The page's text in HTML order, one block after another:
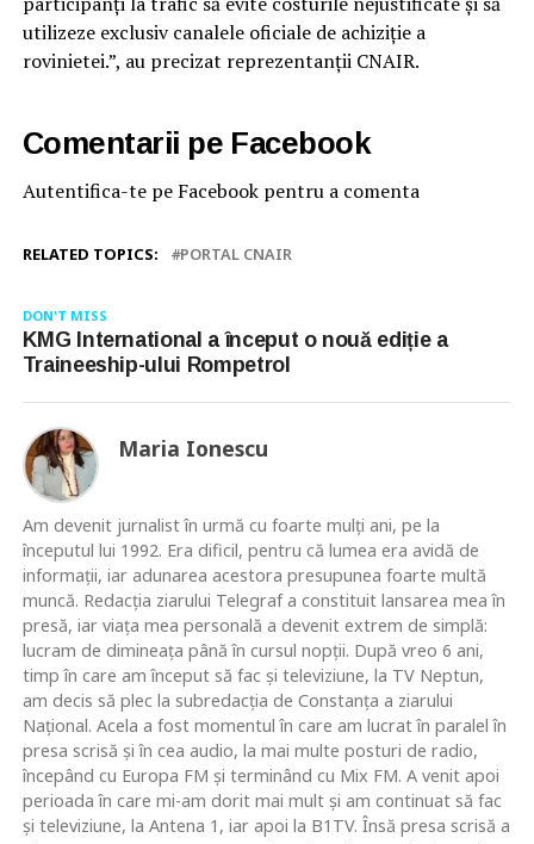
utilizeze exclusiv canalele oficiale de achiziție a
rovinietei.”, au precizat reprezentanții CNAIR.
Comentarii pe Facebook
Autentifica-te pe Facebook pentru a comenta
RELATED TOPICS: PORTAL CNAIR
DON'T MISS
KMG International a început o nouă ediție a
Traineeship-ului Rompetrol
Maria Ionescu
Am devenit jurnalist în urmă cu foarte mulţi ani, pe la
începutul lui 1992. Era dificil, pentru că lumea era avidă de
informaţii, iar adunarea acestora presupunea foarte multă
muncă. Redacţia ziarului Telegraf a constituit lansarea mea în
presă, iar viaţa mea personală a devenit extrem de simplă:
lucram de dimineaţa până în cursul nopţii. După vreo 6 ani,
timp în care am început să fac şi televiziune, la TV Neptun,
am decis să plec la subredacţia de Constanţa a ziarului
Naţional. Acela a fost momentul în care am lucrat în paralel în
presa scrisă şi în cea audio, la mai multe posturi de radio,
începând cu Europa FM şi terminând cu Mix FM. A venit apoi
perioada în care mi-am dorit mai mult şi am continuat să fac
şi televiziune, la Antena 1, iar apoi la B1TV. Însă presa scrisă a